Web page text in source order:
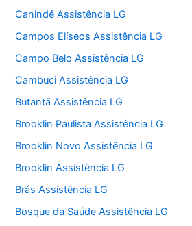
Canindé Assistência LG
Campos Elíseos Assistência LG
Campo Belo Assistência LG
Cambuci Assistência LG
Butantã Assistência LG
Brooklin Paulista Assistência LG
Brooklin Novo Assistência LG
Brooklin Assistência LG
Brás Assistência LG
Bosque da Saúde Assistência LG